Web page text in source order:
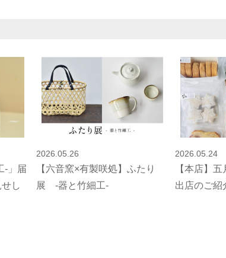
-」届
し
2026.05.26
【六音窯×有製咲処】ふたり
展 -器と竹細工-
2026.05.24
【本店】
出店のご紹